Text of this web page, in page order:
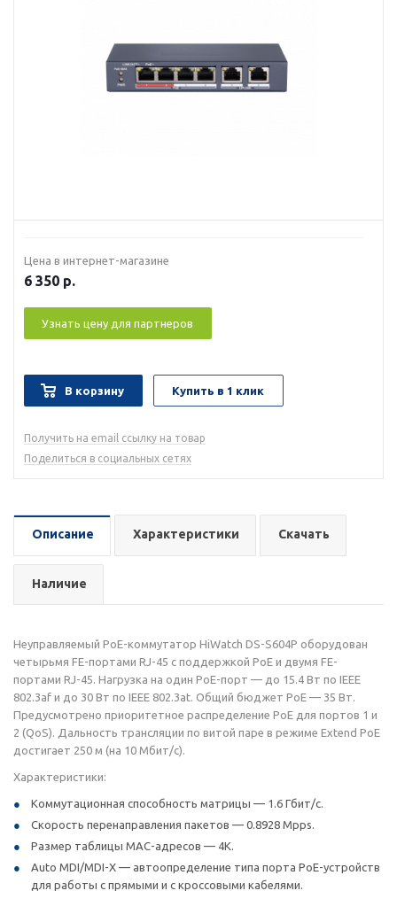
Цена в интернет-магазине
6 350 р.
Узнать цену для партнеров
В корзину Купить в 1 клик
Получить на email ссылку на товар
Поделиться в социальных сетях
Описание Характеристики Скачать
Наличие
Неуправляемый PoE-коммутатор HiWatch DS-S604P оборудован
четырьмя FE-портами RJ-45 с поддержкой PoE и двумя FE-
портами RJ-45. Нагрузка на один РоЕ-порт — до 15.4 Вт по IEEE
802.3af и до 30 Вт по IEEE 802.3at. Общий бюджет РоЕ — 35 Вт.
Предусмотрено приоритетное распределение РоЕ для портов 1 и
2 (QoS). Дальность трансляции по витой паре в режиме Extend PoE
достигает 250 м (на 10 Мбит/с).
Характеристики:
Коммутационная способность матрицы — 1.6 Гбит/с.
Скорость перенаправления пакетов — 0.8928 Mpps.
Размер таблицы MAC-адресов — 4К.
Auto MDI/MDI-X — автоопределение типа порта PoE-устройств
для работы с прямыми и с кроссовыми кабелями.